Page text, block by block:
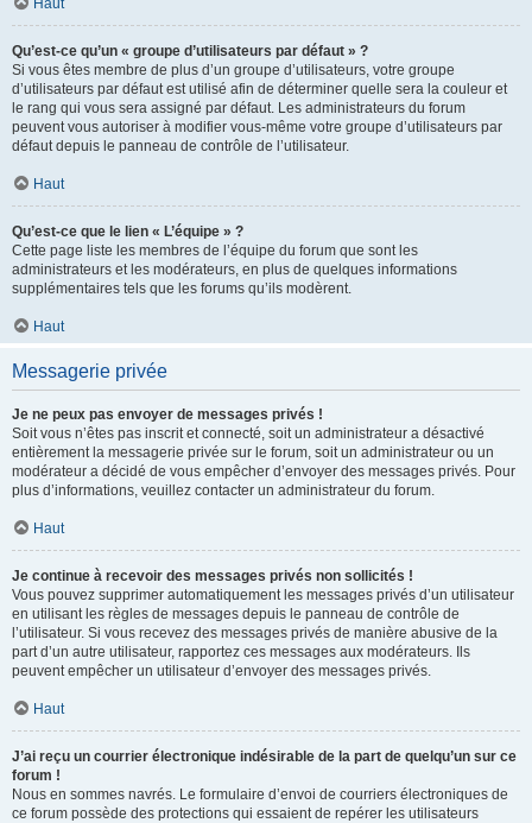
Haut
Qu’est-ce qu’un « groupe d’utilisateurs par défaut » ?
Si vous êtes membre de plus d’un groupe d’utilisateurs, votre groupe
d’utilisateurs par défaut est utilisé afin de déterminer quelle sera la couleur et
le rang qui vous sera assigné par défaut. Les administrateurs du forum
peuvent vous autoriser à modifier vous-même votre groupe d’utilisateurs par
défaut depuis le panneau de contrôle de l’utilisateur.
Haut
Qu’est-ce que le lien « L’équipe » ?
Cette page liste les membres de l’équipe du forum que sont les
administrateurs et les modérateurs, en plus de quelques informations
supplémentaires tels que les forums qu’ils modèrent.
Haut
Messagerie privée
Je ne peux pas envoyer de messages privés !
Soit vous n’êtes pas inscrit et connecté, soit un administrateur a désactivé
entièrement la messagerie privée sur le forum, soit un administrateur ou un
modérateur a décidé de vous empêcher d’envoyer des messages privés. Pour
plus d’informations, veuillez contacter un administrateur du forum.
Haut
Je continue à recevoir des messages privés non sollicités !
Vous pouvez supprimer automatiquement les messages privés d’un utilisateur
en utilisant les règles de messages depuis le panneau de contrôle de
l’utilisateur. Si vous recevez des messages privés de manière abusive de la
part d’un autre utilisateur, rapportez ces messages aux modérateurs. Ils
peuvent empêcher un utilisateur d’envoyer des messages privés.
Haut
J’ai reçu un courrier électronique indésirable de la part de quelqu’un sur ce
forum !
Nous en sommes navrés. Le formulaire d’envoi de courriers électroniques de
ce forum possède des protections qui essaient de repérer les utilisateurs